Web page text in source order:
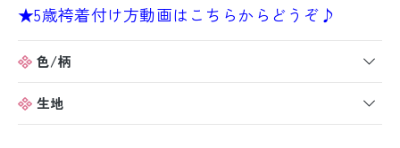
★5歳袴着付け方動画はこちらからどうぞ♪
色/柄
生地